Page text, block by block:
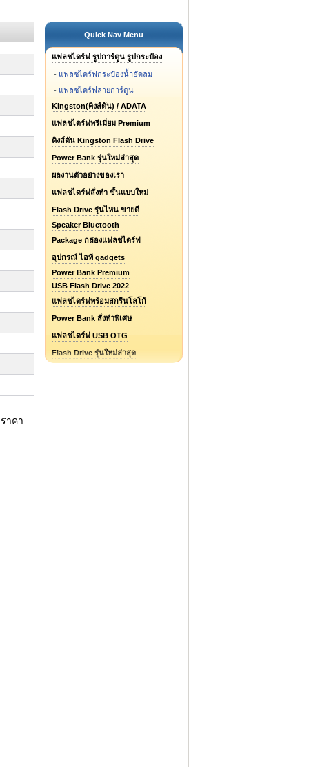
าคา
Quick Nav Menu
แฟลชไดร์ฟ รูปการ์ตูน รูปกระป๋อง
- แฟลชไดร์ฟกระป๋องน้ำอัดลม
- แฟลชไดร์ฟลายการ์ตูน
Kingston(คิงส์ตัน) / ADATA
แฟลชไดร์ฟพรีเมี่ยม Premium
คิงส์ตัน Kingston Flash Drive
Power Bank รุ่นใหม่ล่าสุด
ผลงานตัวอย่างของเรา
แฟลชไดร์ฟสั่งทำ ขึ้นแบบใหม่
Flash Drive รุ่นไหน ขายดี
Speaker Bluetooth
Package กล่องแฟลชไดร์ฟ
อุปกรณ์ ไอที gadgets
Power Bank Premium
USB Flash Drive 2022
แฟลชไดร์ฟพร้อมสกรีนโลโก้
Power Bank สั่งทำพิเศษ
แฟลชไดร์ฟ USB OTG
Flash Drive รุ่นใหม่ล่าสุด